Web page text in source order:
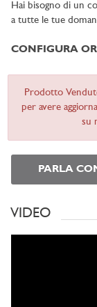
Hai bisogno di un
a tutte le tue
CONFIGURA
Prodotto
per avere
su
PARLA
VIDEO